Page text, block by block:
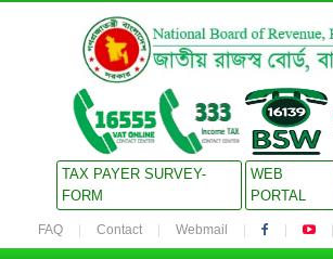
TAX PAYER SURVEY-
FORM
WEB
PORTAL
FAQ Contact Webmail